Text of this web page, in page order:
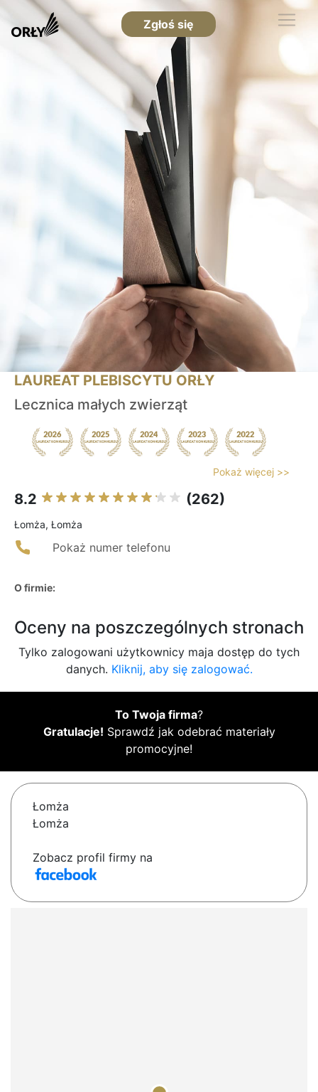
Zgłoś się
LAUREAT PLEBISCYTU ORŁY
Lecznica małych zwierząt
Pokaż więcej >>
8.2 (262)
Łomża, Łomża
Pokaż numer telefonu
O firmie:
Oceny na poszczególnych stronach
Tylko zalogowani użytkownicy maja dostęp do tych
danych. Kliknij, aby się zalogować.
To Twoja firma?
Gratulacje! Sprawdź jak odebrać materiały
promocyjne!
Łomża
Łomża
Zobacz profil firmy na